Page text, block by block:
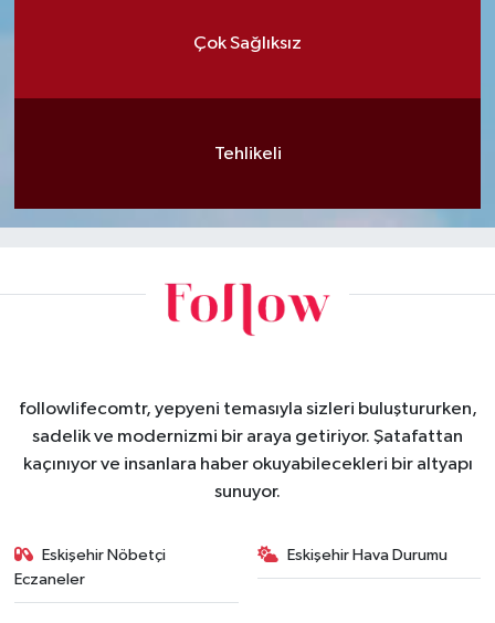
Çok Sağlıksız
Tehlikeli
followlifecomtr, yepyeni temasıyla sizleri buluştururken,
sadelik ve modernizmi bir araya getiriyor. Şatafattan
kaçınıyor ve insanlara haber okuyabilecekleri bir altyapı
sunuyor.
Eskişehir Nöbetçi
Eczaneler
Eskişehir Hava Durumu